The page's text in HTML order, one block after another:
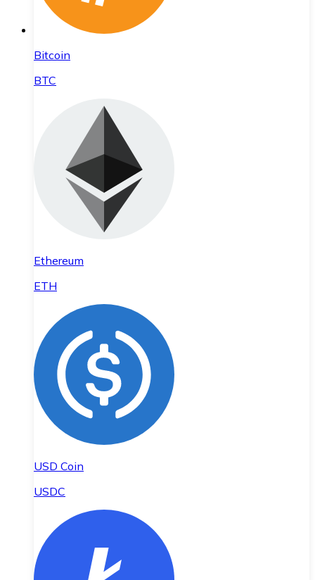
Bitcoin
BTC
Ethereum
ETH
USD Coin
USDC